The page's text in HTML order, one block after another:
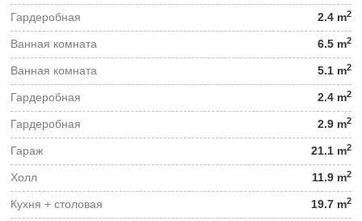
Гардеробная 2.4 m2
Ванная комната 6.5 m2
Ванная комната 5.1 m2
Гардеробная 2.4 m2
Гардеробная 2.9 m2
Гараж 21.1 m2
Холл 11.9 m2
Кухня + столовая 19.7 m2